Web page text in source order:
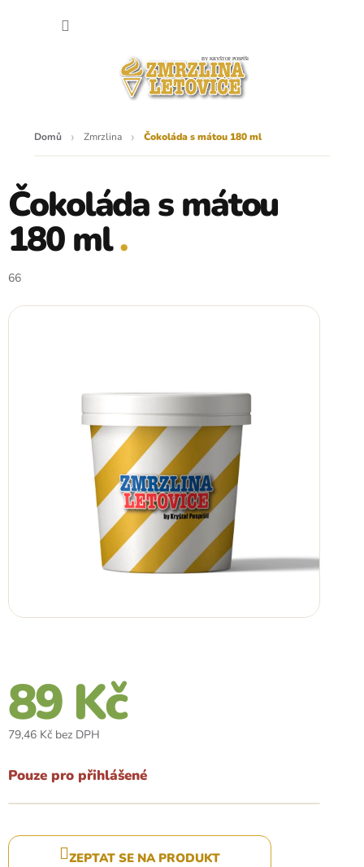
Domů Zmrzlina Čokoláda s mátou 180 ml
Čokoláda s mátou
180 ml
66
89 Kč
79,46 Kč bez DPH
Pouze pro přihlášené
ZEPTAT SE NA PRODUKT